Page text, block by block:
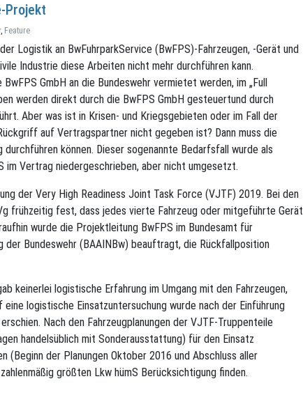
Projekt
, Feature
Logistik an BwFuhrparkService (BwFPS)-Fahrzeugen, -Gerät und
Industrie diese Arbeiten nicht mehr durchführen kann.
GmbH an die Bundeswehr vermietet werden, im „Full
werden direkt durch die BwFPS GmbH gesteuertund durch
Aber was ist in Krisen- und Kriegsgebieten oder im Fall der
auf Vertragspartner nicht gegeben ist? Dann muss die
können. Dieser sogenannte Bedarfsfall wurde als
im Vertrag niedergeschrieben, aber nicht umgesetzt.
der Very High Readiness Joint Task Force (VJTF) 2019. Bei den
frühzeitig fest, dass jedes vierte Fahrzeug oder mitgeführte Gerät
wurde die Projektleitung BwFPS im Bundesamt für
der Bundeswehr (BAAINBw) beauftragt, die Rückfallposition
keinerlei logistische Erfahrung im Umgang mit den Fahrzeugen,
logistische Einsatzuntersuchung wurde nach der Einführung
Nach den Fahrzeugplanungen der VJTF-Truppenteile
handelsüblich mit Sonderausstattung) für den Einsatz
(Beginn der Planungen Oktober 2016 und Abschluss aller
größten Lkw hümS Berücksichtigung finden.